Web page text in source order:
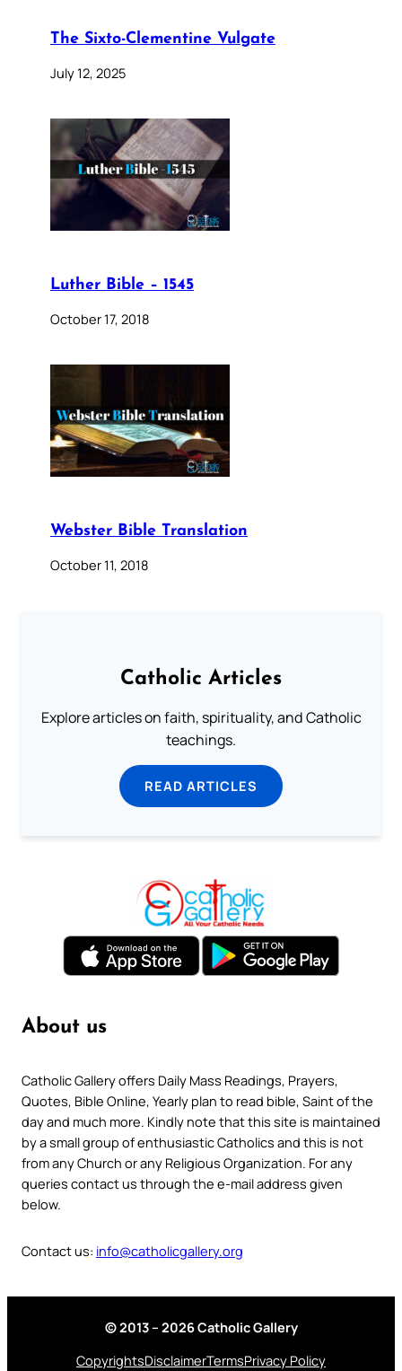
The Sixto-Clementine Vulgate
July 12, 2025
Luther Bible – 1545
October 17, 2018
Webster Bible Translation
October 11, 2018
Catholic Articles
Explore articles on faith, spirituality, and Catholic
teachings.
READ ARTICLES
About us
Catholic Gallery offers Daily Mass Readings, Prayers,
Quotes, Bible Online, Yearly plan to read bible, Saint of the
day and much more. Kindly note that this site is maintained
by a small group of enthusiastic Catholics and this is not
from any Church or any Religious Organization. For any
queries contact us through the e-mail address given
below.
Contact us: info@catholicgallery.org
© 2013 – 2026 Catholic Gallery
CopyrightsDisclaimerTermsPrivacy Policy